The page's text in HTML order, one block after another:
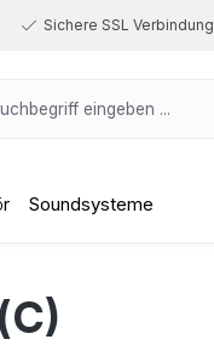
Sichere SSL Verbindung
Soundsysteme